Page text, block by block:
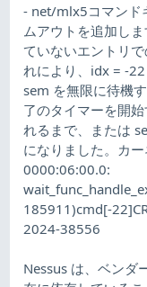
- net/mlx5コマンド
ムアウトを追加し
ていないエントリ
れにより、idx = -22
sem を無限に待機
了のタイマーを開
れるまで、または
になりました。カ
0000:06:00.0:
185911)cmd[-
2024-38556
Nessus は、ベンダ